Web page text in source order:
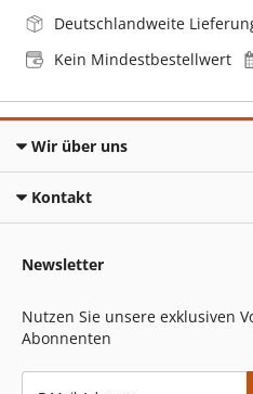
Deutschlandweite
Kein Mindestbestellwert
Wir über uns
Kontakt
Newsletter
Nutzen Sie unsere exklusiven
Abonnenten